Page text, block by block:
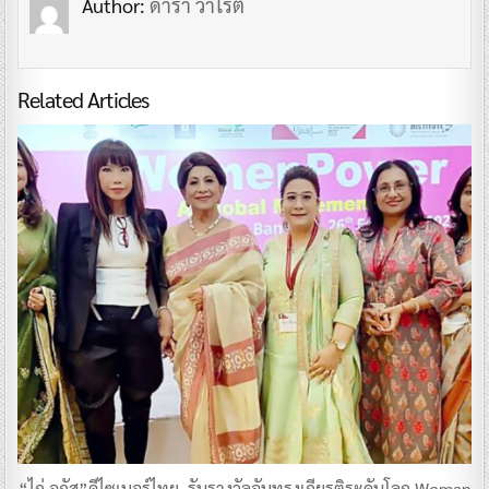
Related Articles